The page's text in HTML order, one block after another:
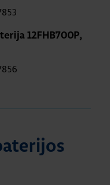
12FHB700P,